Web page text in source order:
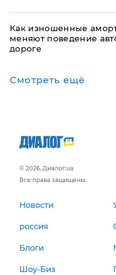
Как изношенные
меняют поведение
дороге
Смотреть ещё
© 2026, Диалог.ua
Все права защищены.
Новости
россия
Блоги
Шоу-Биз